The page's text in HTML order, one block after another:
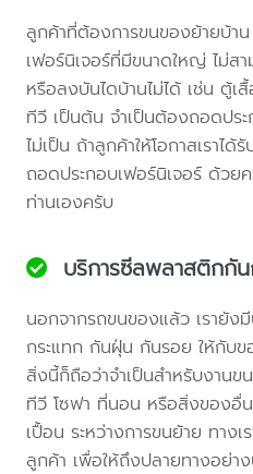
ลูกค้าที่ต้องการขนของย้ายบ้า
เฟอร์นิเจอร์ที่มีขนาดใหญ่ ไม่ส
หรือลงบันไดบ้านไม่ได้ เช่น ตู้
ทีวี เป็นต้น จำเป็นต้องถอดปร
ไม่เป็น ถ้าลูกค้าให้โอกาสเราได้
ถอดประกอบเฟอร์นิเจอร์ ด้วย
ท่านเองครับ
บริการซีลพลาสติกกัน
นอกจากรถขนของแล้ว เรายัง
กระแทก กันฝุ่น กันรอย ให้กับ
สิ่งนี้ก็ถือว่าจำเป็นสำหรับงาน
ทีวี โซฟา ที่นอน หรือสิ่งของอื่
เปื้อน ระหว่างการขนย้าย ทาง
ลูกค้า เพื่อให้ถึงปลายทางอย่